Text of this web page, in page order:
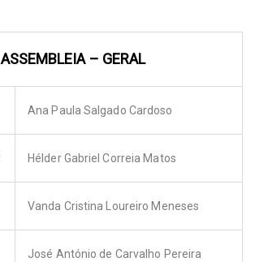
ASSEMBLEIA – GERAL
Ana Paula Salgado Cardoso
Hélder Gabriel Correia Matos
Vanda Cristina Loureiro Meneses
José António de Carvalho Pereira